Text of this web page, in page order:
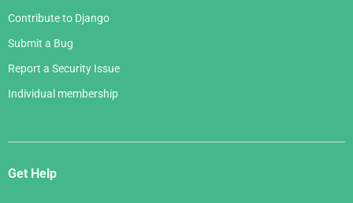
Contribute to Django
Submit a Bug
Report a Security Issue
Individual membership
Get Help